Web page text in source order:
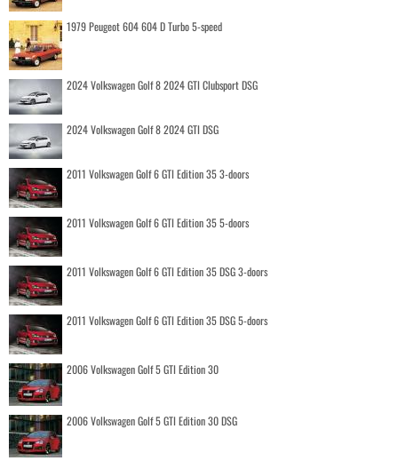
1979 Peugeot 604 604 D Turbo 5-speed
2024 Volkswagen Golf 8 2024 GTI Clubsport DSG
2024 Volkswagen Golf 8 2024 GTI DSG
2011 Volkswagen Golf 6 GTI Edition 35 3-doors
2011 Volkswagen Golf 6 GTI Edition 35 5-doors
2011 Volkswagen Golf 6 GTI Edition 35 DSG 3-doors
2011 Volkswagen Golf 6 GTI Edition 35 DSG 5-doors
2006 Volkswagen Golf 5 GTI Edition 30
2006 Volkswagen Golf 5 GTI Edition 30 DSG